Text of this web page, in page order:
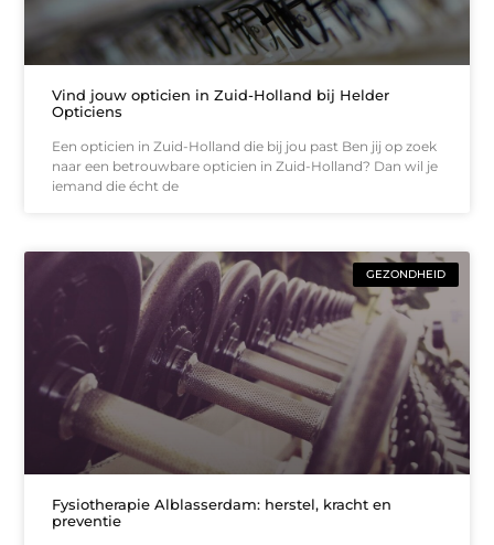
Vind jouw opticien in Zuid-Holland bij Helder
Opticiens
Een opticien in Zuid-Holland die bij jou past Ben jij op zoek
naar een betrouwbare opticien in Zuid-Holland? Dan wil je
iemand die écht de
GEZONDHEID
Fysiotherapie Alblasserdam: herstel, kracht en
preventie